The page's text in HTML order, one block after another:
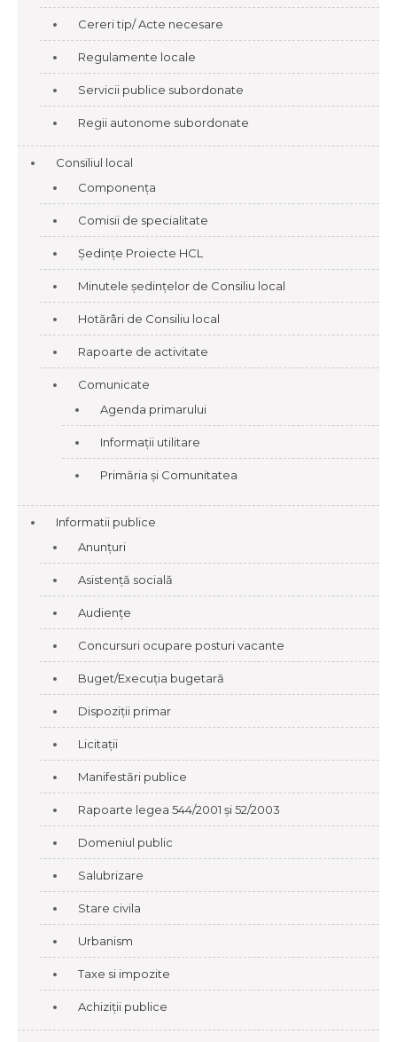
Cereri tip/ Acte necesare
Regulamente locale
Servicii publice subordonate
Regii autonome subordonate
Consiliul local
Componența
Comisii de specialitate
Ședințe Proiecte HCL
Minutele ședințelor de Consiliu local
Hotărâri de Consiliu local
Rapoarte de activitate
Comunicate
Agenda primarului
Informații utilitare
Primăria și Comunitatea
Informatii publice
Anunțuri
Asistență socială
Audiențe
Concursuri ocupare posturi vacante
Buget/Execuția bugetară
Dispoziții primar
Licitații
Manifestări publice
Rapoarte legea 544/2001 și 52/2003
Domeniul public
Salubrizare
Stare civila
Urbanism
Taxe si impozite
Achiziții publice